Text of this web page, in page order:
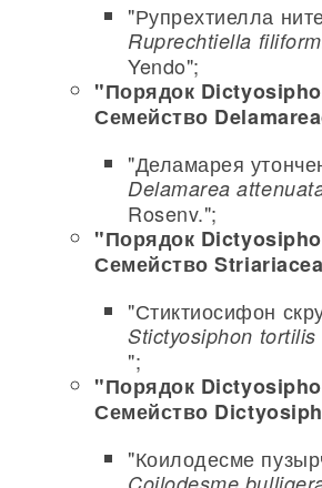
"Рупрехтиелла
Ruprechtiella
Yendo";
"Порядок
Семейство
"Деламарея
Delamarea
Rosenv.";
"Порядок
Семейство
"Стиктиосифон
Stictyosiphon tortilis
";
"Порядок
Семейство
"Коилодесме